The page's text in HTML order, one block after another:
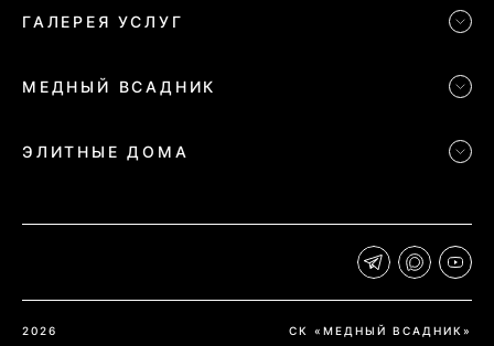
ГАЛЕРЕЯ УСЛУГ
МЕДНЫЙ ВСАДНИК
ЭЛИТНЫЕ ДОМА
СК «МЕДНЫЙ ВСАДНИК»
2026